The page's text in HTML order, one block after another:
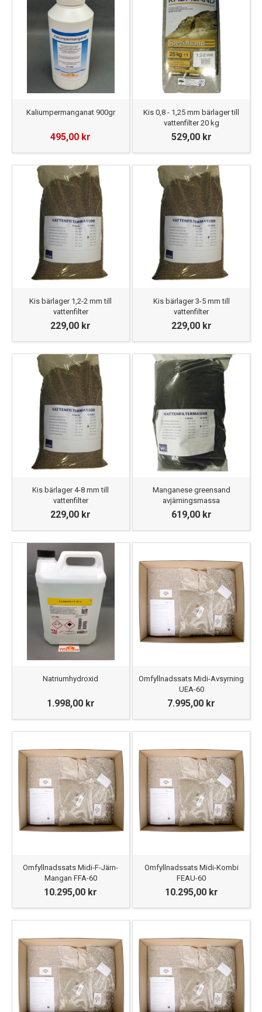
Kaliumpermanganat 900gr
495,00 kr
Kis 0,8 - 1,25 mm bärlager till
vattenfilter 20 kg
529,00 kr
Kis bärlager 1,2-2 mm till
vattenfilter
229,00 kr
Kis bärlager 3-5 mm till
vattenfilter
229,00 kr
Kis bärlager 4-8 mm till
vattenfilter
229,00 kr
Manganese greensand
avjärningsmassa
619,00 kr
Natriumhydroxid
1.998,00 kr
Omfyllnadssats Midi-Avsyrning
UEA-60
7.995,00 kr
Omfyllnadssats Midi-F-Järn-
Mangan FFA-60
10.295,00 kr
Omfyllnadssats Midi-Kombi
FEAU-60
10.295,00 kr